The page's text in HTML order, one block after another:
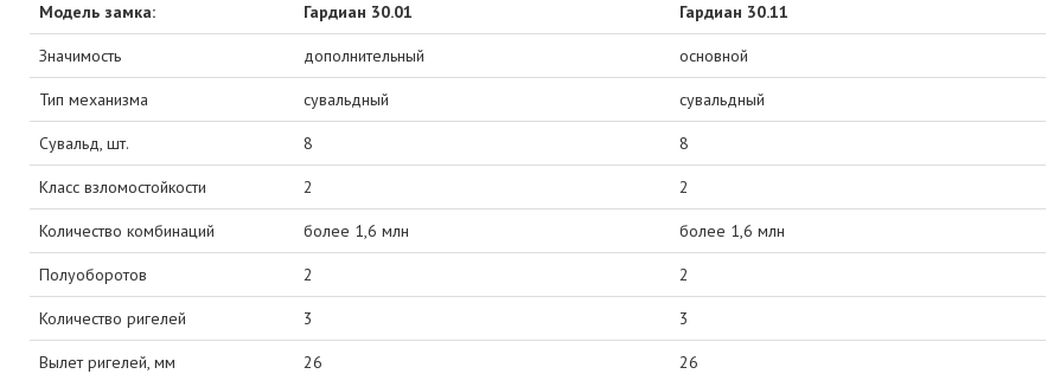
Модель замка: Гардиан 30.01 Гардиан 30.11
Значимость дополнительный основной
Тип механизма сувальдный сувальдный
Сувальд, шт. 8 8
Класс взломостойкости 2 2
Количество комбинаций более 1,6 млн более 1,6 млн
Полуоборотов 2 2
Количество ригелей 3 3
Вылет ригелей, мм 26 26